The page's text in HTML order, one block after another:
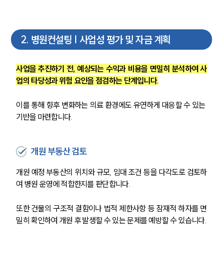
2. 병원컨설팅 | 사업성 평가 및 자금 계획
사업을 추진하기 전, 예상되는 수익과 비용을 면밀히 분석하여 사
업의 타당성과 위험 요인을 점검하는 단계입니다.
이를 통해 향후 변화하는 의료 환경에도 유연하게 대응할 수 있는
기반을 마련합니다.
개원 부동산 검토
개원 예정 부동산의 위치와 규모, 임대 조건 등을 다각도로 검토하
여 병원 운영에 적합한지를 판단합니다.
또한 건물의 구조적 결함이나 법적 제한사항 등 잠재적 하자를 면
밀히 확인하여 개원 후 발생할 수 있는 문제를 예방할 수 있습니다.